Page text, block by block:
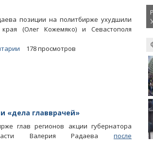
позиции на политбирже ухудшили
(Олег Кожемяко) и Севастополя
178 просмотров
«дела главврачей»
глав регионов акции губернатора
Валерия Радаева после